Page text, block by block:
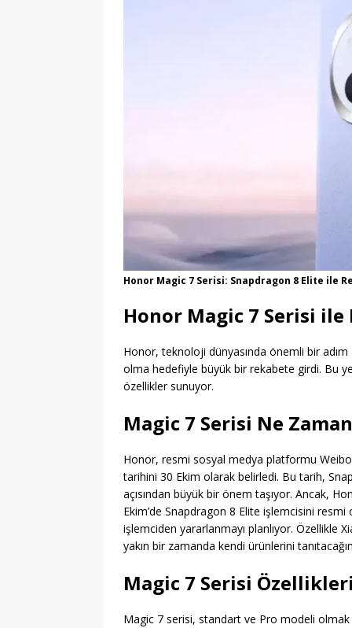
Honor Magic 7 Serisi: Snapdragon 8 Elite ile
Honor Magic 7 Serisi ile
Honor, teknoloji dünyasında önemli bir
olma hedefiyle büyük bir rekabete girdi. Bu
özellikler sunuyor.
Magic 7 Serisi Ne
Honor, resmi sosyal medya platformu Weibo
tarihini 30 Ekim olarak belirledi. Bu tarih,
açısından büyük bir önem taşıyor. Ancak,
Ekim’de Snapdragon 8 Elite işlemcisini
işlemciden yararlanmayı planlıyor. Özellikle
yakın bir zamanda kendi ürünlerini
Magic 7 Serisi
Magic 7 serisi, standart ve Pro modeli olmak